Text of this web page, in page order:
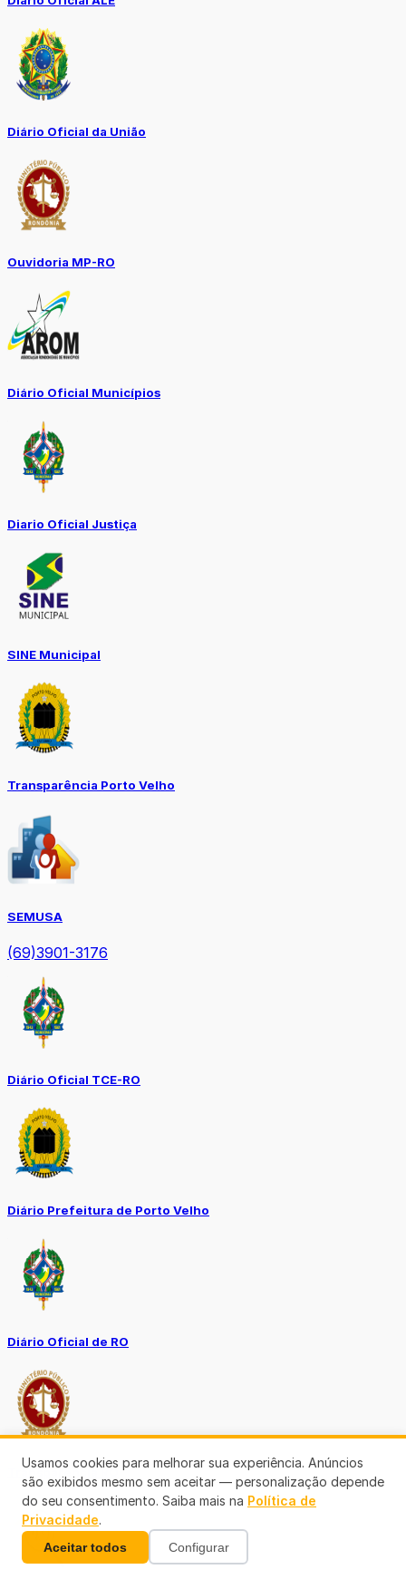
Diário Oficial da União
Ouvidoria MP-RO
Diário Oficial Municípios
Diario Oficial Justiça
SINE Municipal
Transparência Porto Velho
SEMUSA
(69)3901-3176
Diário Oficial TCE-RO
Diário Prefeitura de Porto Velho
Diário Oficial de RO
Transparência RO
Usamos cookies para melhorar sua experiência. Anúncios
são exibidos mesmo sem aceitar — personalização depende
do seu consentimento. Saiba mais na Política de
Privacidade.
Aceitar todos Configurar